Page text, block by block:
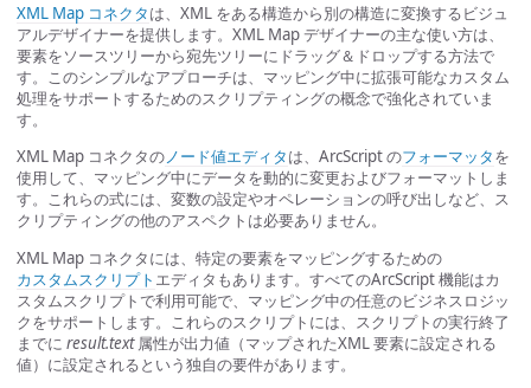
XML Map コネクタは、XML をある構造から別の構造に変換するビジュ
アルデザイナーを提供します。XML Map デザイナーの主な使い方は、
要素をソースツリーから宛先ツリーにドラッグ＆ドロップする方法で
す。このシンプルなアプローチは、マッピング中に拡張可能なカスタム
処理をサポートするためのスクリプティングの概念で強化されていま
す。
XML Map コネクタのノード値エディタは、ArcScript のフォーマッタを
使用して、マッピング中にデータを動的に変更およびフォーマットしま
す。これらの式には、変数の設定やオペレーションの呼び出しなど、ス
クリプティングの他のアスペクトは必要ありません。
XML Map コネクタには、特定の要素をマッピングするための
カスタムスクリプト エディタもあります。すべてのArcScript 機能はカ
スタムスクリプトで利用可能で、マッピング中の任意のビジネスロジッ
クをサポートします。これらのスクリプトには、スクリプトの実行終了
までに result.text属性が出力値（マップされたXML 要素に設定される
値）に設定されるという独自の要件があります。